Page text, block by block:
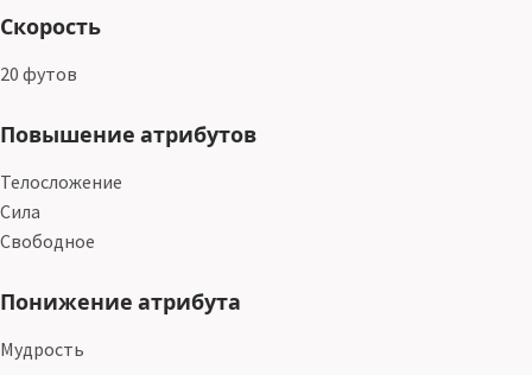
Скорость
20 футов
Повышение атрибутов
Телосложение
Сила
Свободное
Понижение атрибута
Мудрость